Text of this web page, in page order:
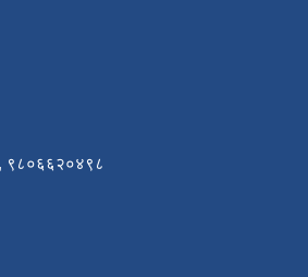
९८०६६२०४९८